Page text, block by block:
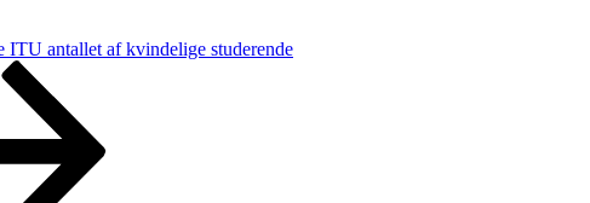
ITU antallet af kvindelige studerende